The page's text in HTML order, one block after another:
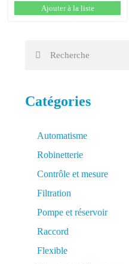
Ajouter à la liste
Catégories
Automatisme
Robinetterie
Contrôle et mesure
Filtration
Pompe et réservoir
Raccord
Flexible